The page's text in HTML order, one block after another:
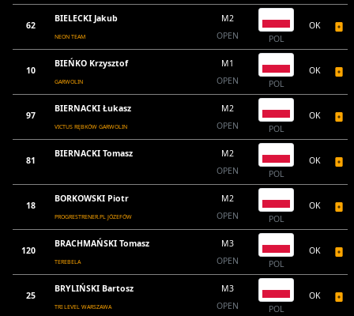
62
BIELECKI Jakub
NEON TEAM
M2
OPEN
POL
OK
10
BIEŃKO Krzysztof
GARWOLIN
M1
OPEN
POL
OK
97
BIERNACKI Łukasz
VICTUS RĘBKÓW GARWOLIN
M2
OPEN
POL
OK
81
BIERNACKI Tomasz
M2
OPEN
POL
OK
18
BORKOWSKI Piotr
PROGRESTRENER.PL JÓZEFÓW
M2
OPEN
POL
OK
120
BRACHMAŃSKI Tomasz
TEREBELA
M3
OPEN
POL
OK
25
BRYLIŃSKI Bartosz
TRI LEVEL WARSZAWA
M3
OPEN
POL
OK